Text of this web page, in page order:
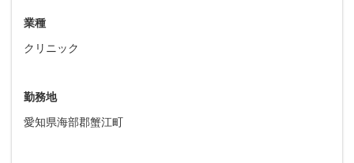
業種
クリニック
勤務地
愛知県海部郡蟹江町